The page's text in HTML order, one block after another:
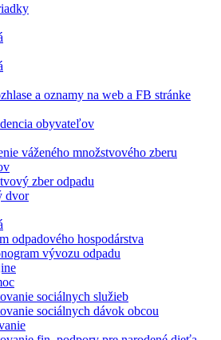
a oznamy na web a FB stránke
obyvateľov
váženého množstvového zberu
zber odpadu
dvor
odpadového hospodárstva
vývozu odpadu
sociálnych služieb
sociálnych dávok obcou